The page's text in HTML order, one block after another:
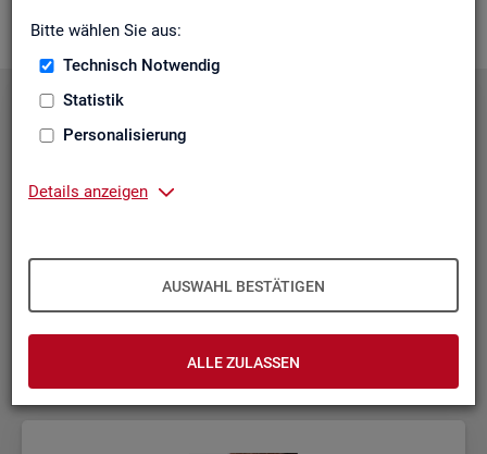
Bitte wählen Sie aus:
Technisch Notwendig
Statistik
Personalisierung
Details anzeigen
AUSWAHL BESTÄTIGEN
ALLE ZULASSEN
Kon­takt, Feed­back und Kri­tik